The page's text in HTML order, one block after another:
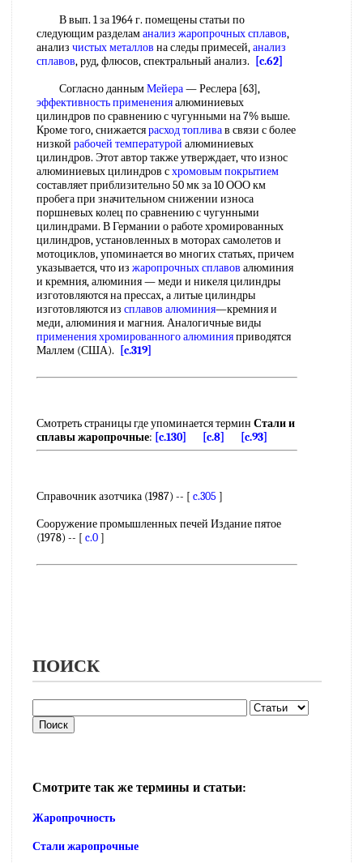
В вып. 1 за 1964 г. помещены статьи по
следующим разделаманализ жаропрочных сплавов,
анализ чистых металлов на следы примесей,анализ
сплавов, руд, флюсов, спектральный анализ.
[c.62]
Согласно даннымМейера— Реслера [63],
эффективность примененияалюминиевых
цилиндров по сравнению с чугунными на 7% выше.
Кроме того, снижаетсярасход топливав связи с более
низкой рабочей температурой алюминиевых
цилиндров. Этот автор также утверждает, что износ
алюминиевых цилиндров схромовым покрытием
составляет приблизительно 50 мк за 10 ООО км
пробега при значительном снижении износа
поршневых колец по сравнению с чугунными
цилиндрами. В Германии о работе хромированных
цилиндров, установленных в моторах самолетов и
мотоциклов, упоминается во многих статьях, причем
указывается, что из жаропрочных сплавов алюминия
и кремния, алюминия — меди и никеля цилиндры
изготовляются на прессах, а литые цилиндры
изготовляются из сплавов алюминия—кремния и
меди, алюминия и магния. Аналогичные виды
примененияхромированного алюминияприводятся
Маллем (США).
[c.319]
Смотреть страницы где упоминается термин Стали и
сплавы жаропрочные: [c.130] [c.8] [c.93]
Справочник азотчика (1987) -- [ c.305 ]
Сооружение промышленных печей Издание пятое
(1978) -- [ c.0]
ПОИСК
Смотрите так же термины и статьи:
Жаропрочность
Стали жаропрочные